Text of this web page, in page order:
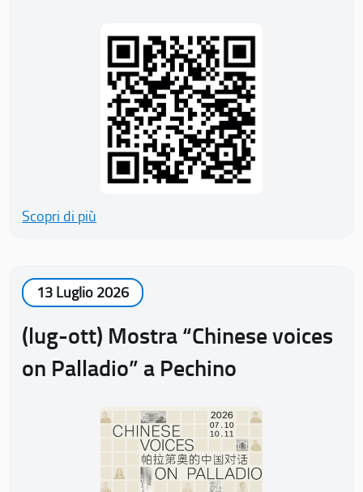
Scopri di più
13 Luglio 2026
(lug-ott) Mostra “Chinese voices
on Palladio” a Pechino